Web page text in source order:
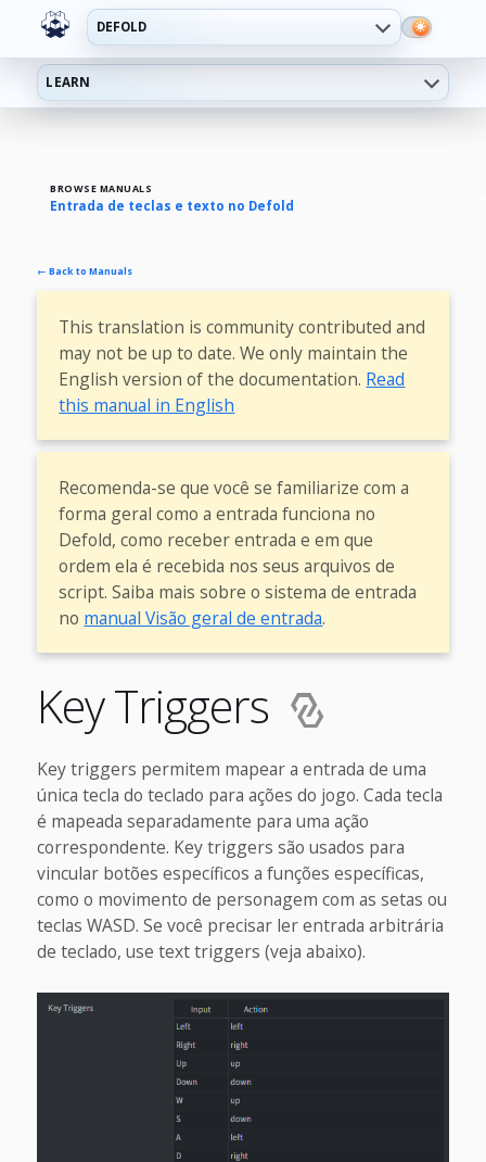
DEFOLD
LEARN
BROWSE MANUALS
Entrada de teclas e texto no Defold
← Back to Manuals
This translation is community contributed and
may not be up to date. We only maintain the
English version of the documentation. Read
this manual in English
Recomenda-se que você se familiarize com a
forma geral como a entrada funciona no
Defold, como receber entrada e em que
ordem ela é recebida nos seus arquivos de
script. Saiba mais sobre o sistema de entrada
no manual Visão geral de entrada.
Key Triggers
Key triggers permitem mapear a entrada de uma
única tecla do teclado para ações do jogo. Cada tecla
é mapeada separadamente para uma ação
correspondente. Key triggers são usados para
vincular botões específicos a funções específicas,
como o movimento de personagem com as setas ou
teclas WASD. Se você precisar ler entrada arbitrária
de teclado, use text triggers (veja abaixo).